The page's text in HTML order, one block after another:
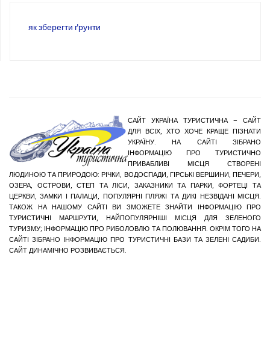
як зберегти ґрунти
САЙТ УКРАЇНА ТУРИСТИЧНА – САЙТ
ДЛЯ ВСІХ, ХТО ХОЧЕ КРАЩЕ ПІЗНАТИ
УКРАЇНУ. НА САЙТІ ЗІБРАНО
ІНФОРМАЦІЮ ПРО ТУРИСТИЧНО
ПРИВАБЛИВІ МІСЦЯ СТВОРЕНІ
ЛЮДИНОЮ ТА ПРИРОДОЮ: РІЧКИ, ВОДОСПАДИ, ГІРСЬКІ ВЕРШИНИ, ПЕЧЕРИ,
ОЗЕРА, ОСТРОВИ, СТЕП ТА ЛІСИ, ЗАКАЗНИКИ ТА ПАРКИ, ФОРТЕЦІ ТА
ЦЕРКВИ, ЗАМКИ І ПАЛАЦИ, ПОПУЛЯРНІ ПЛЯЖІ ТА ДИКІ НЕЗВІДАНІ МІСЦЯ.
ТАКОЖ НА НАШОМУ САЙТІ ВИ ЗМОЖЕТЕ ЗНАЙТИ ІНФОРМАЦІЮ ПРО
ТУРИСТИЧНІ МАРШРУТИ, НАЙПОПУЛЯРНІШІ МІСЦЯ ДЛЯ ЗЕЛЕНОГО
ТУРИЗМУ; ІНФОРМАЦІЮ ПРО РИБОЛОВЛЮ ТА ПОЛЮВАННЯ. ОКРІМ ТОГО НА
САЙТІ ЗІБРАНО ІНФОРМАЦІЮ ПРО ТУРИСТИЧНІ БАЗИ ТА ЗЕЛЕНІ САДИБИ.
САЙТ ДИНАМІЧНО РОЗВИВАЄТЬСЯ.